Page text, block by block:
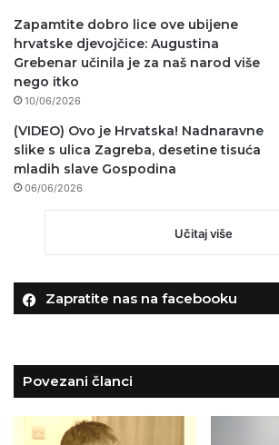
Zapamtite dobro lice ove ubijene
hrvatske djevojčice: Augustina
Grebenar učinila je za naš narod više
nego itko
10/06/2026
(VIDEO) Ovo je Hrvatska! Nadnaravne
slike s ulica Zagreba, desetine tisuća
mladih slave Gospodina
06/06/2026
Učitaj više
Zapratite nas na facebooku
Povezani članci